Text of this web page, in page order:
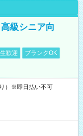
級シニア向
歓迎
ブランクOK
）※即日払い不可